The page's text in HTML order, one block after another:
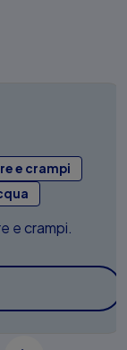
e crampi
e crampi.